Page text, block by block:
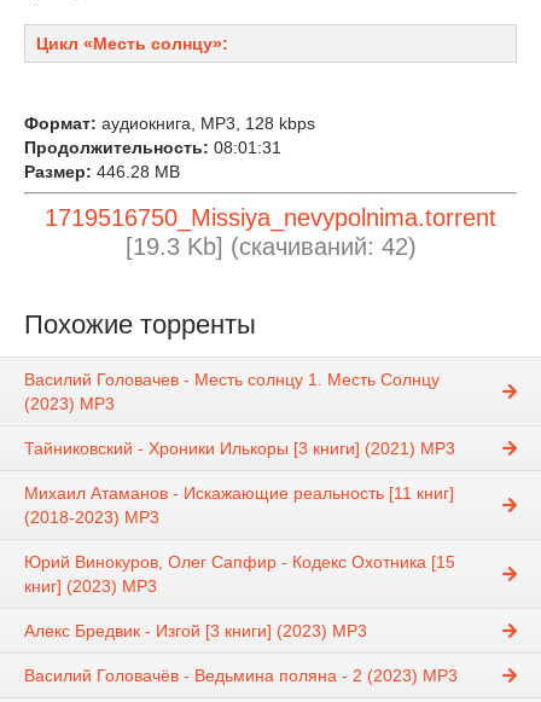
Цикл «Месть солнцу»:
Формат: аудиокнига, MP3, 128 kbps
Продолжительность: 08:01:31
Размер: 446.28 MB
1719516750_Missiya_nevypolnima.torrent
[19.3 Kb] (cкачиваний: 42)
Похожие торренты
Василий Головачев - Месть солнцу 1. Месть Солнцу
(2023) MP3
Тайниковский - Хроники Илькоры [3 книги] (2021) МР3
Михаил Атаманов - Искажающие реальность [11 книг]
(2018-2023) МР3
Юрий Винокуров, Олег Сапфир - Кодекс Охотника [15
книг] (2023) МР3
Алекс Бредвик - Изгой [3 книги] (2023) МР3
Василий Головачёв - Ведьмина поляна - 2 (2023) MP3